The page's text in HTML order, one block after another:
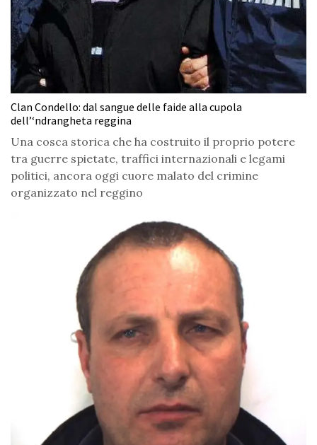
Clan Condello: dal sangue delle faide alla cupola
dell’‘ndrangheta reggina
Una cosca storica che ha costruito il proprio potere
tra guerre spietate, traffici internazionali e legami
politici, ancora oggi cuore malato del crimine
organizzato nel reggino